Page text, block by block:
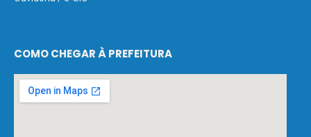
COMO CHEGAR À PREFEITURA